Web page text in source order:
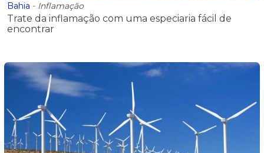
Bahia - Inflamação
Trate da inflamação com uma especiaria fácil de
encontrar